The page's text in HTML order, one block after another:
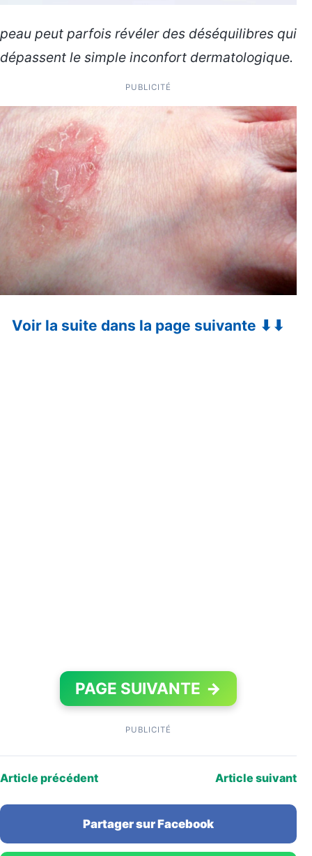
peau peut parfois révéler des déséquilibres qui
dépassent le simple inconfort dermatologique.
PUBLICITÉ
Voir la suite dans la page suivante ⬇⬇
PAGE SUIVANTE →
PUBLICITÉ
Article précédent Article suivant
Partager sur Facebook